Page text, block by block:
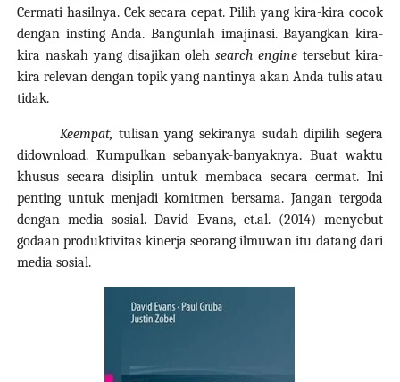
Cermati hasilnya. Cek secara cepat. Pilih yang kira-kira cocok
dengan insting Anda. Bangunlah imajinasi. Bayangkan kira-
kira naskah yang disajikan olehsearch enginetersebut kira-
kira relevan dengan topik yang nantinya akan Anda tulis atau
tidak.
Keempat, tulisan yang sekiranya sudah dipilih segera
didownload. Kumpulkan sebanyak-banyaknya. Buat waktu
khusus secara disiplin untuk membaca secara cermat. Ini
penting untuk menjadi komitmen bersama. Jangan tergoda
dengan media sosial. David Evans, et.al. (2014) menyebut
godaan produktivitas kinerja seorang ilmuwan itu datang dari
media sosial.